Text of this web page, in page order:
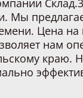
Мы
Цена
нам
краю.